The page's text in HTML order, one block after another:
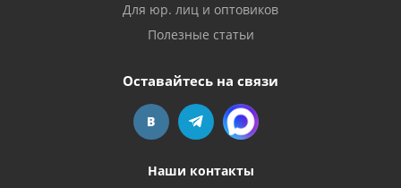
Для юр. лиц и оптовиков
Полезные статьи
Оставайтесь на связи
Наши контакты